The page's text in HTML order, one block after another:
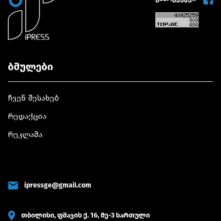
ბმულები
ჩვენ შესახებ
რედაქცია
რეკლამა
ipressge@gmail.com
თბილისი, ფშავის ქ. 16, მე-3 სართული